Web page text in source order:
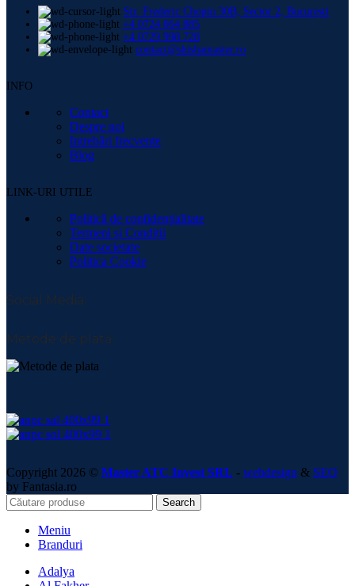
Str. Frederic Chopin 30B, Sector 2, București
+4 0724 664 885
+4 0729 998 728
contact@shishamaster.ro
INFO
Contact
Despre noi
Intrebări frecvente
Blog
LINK-URI UTILE
Politică de confidențialitate
Termeni și Condiții
Date societate
Politica Cookie
Social Media:
Metode de plată:
Copyright 2026 © Master ATC Invest SRL - webdesign & SEO
by Fantasia.ro
Search
Meniu
Branduri
Adalya